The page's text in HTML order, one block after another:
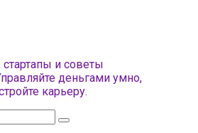
и советы
деньгами умно,
карьеру.